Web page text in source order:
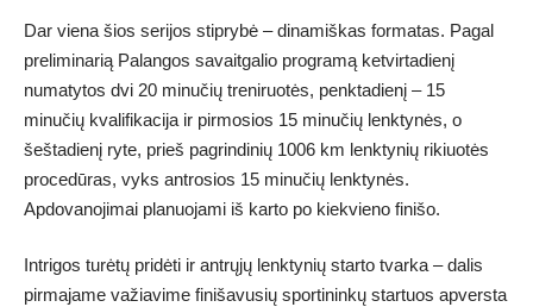
Dar viena šios serijos stiprybė – dinamiškas formatas. Pagal
preliminarią Palangos savaitgalio programą ketvirtadienį
numatytos dvi 20 minučių treniruotės, penktadienį – 15
minučių kvalifikacija ir pirmosios 15 minučių lenktynės, o
šeštadienį ryte, prieš pagrindinių 1006 km lenktynių rikiuotės
procedūras, vyks antrosios 15 minučių lenktynės.
Apdovanojimai planuojami iš karto po kiekvieno finišo.
Intrigos turėtų pridėti ir antrųjų lenktynių starto tvarka – dalis
pirmajame važiavime finišavusių sportininkų startuos apversta